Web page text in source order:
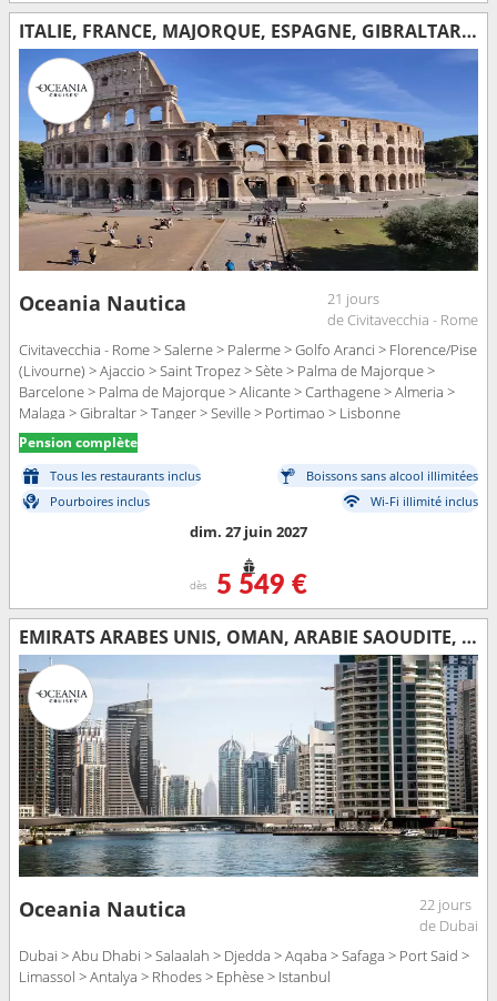
ITALIE, FRANCE, MAJORQUE, ESPAGNE, GIBRALTAR, MAROC, PORTUGAL
Oceania Nautica
21 jours
de Civitavecchia - Rome
Civitavecchia - Rome > Salerne > Palerme > Golfo Aranci > Florence/Pise
(Livourne) > Ajaccio > Saint Tropez > Sète > Palma de Majorque >
Barcelone > Palma de Majorque > Alicante > Carthagene > Almeria >
Malaga > Gibraltar > Tanger > Seville > Portimao > Lisbonne
Pension complète
Tous les restaurants inclus
Boissons sans alcool illimitées
Pourboires inclus
Wi-Fi illimité inclus
dim. 27 juin 2027
dès 5 549 €
EMIRATS ARABES UNIS, OMAN, ARABIE SAOUDITE, JORDANIE, EGYPTE, CHYPRE, GRÈCE, TURQUIE
Oceania Nautica
22 jours
de Dubai
Dubai > Abu Dhabi > Salaalah > Djedda > Aqaba > Safaga > Port Said >
Limassol > Antalya > Rhodes > Ephèse > Istanbul